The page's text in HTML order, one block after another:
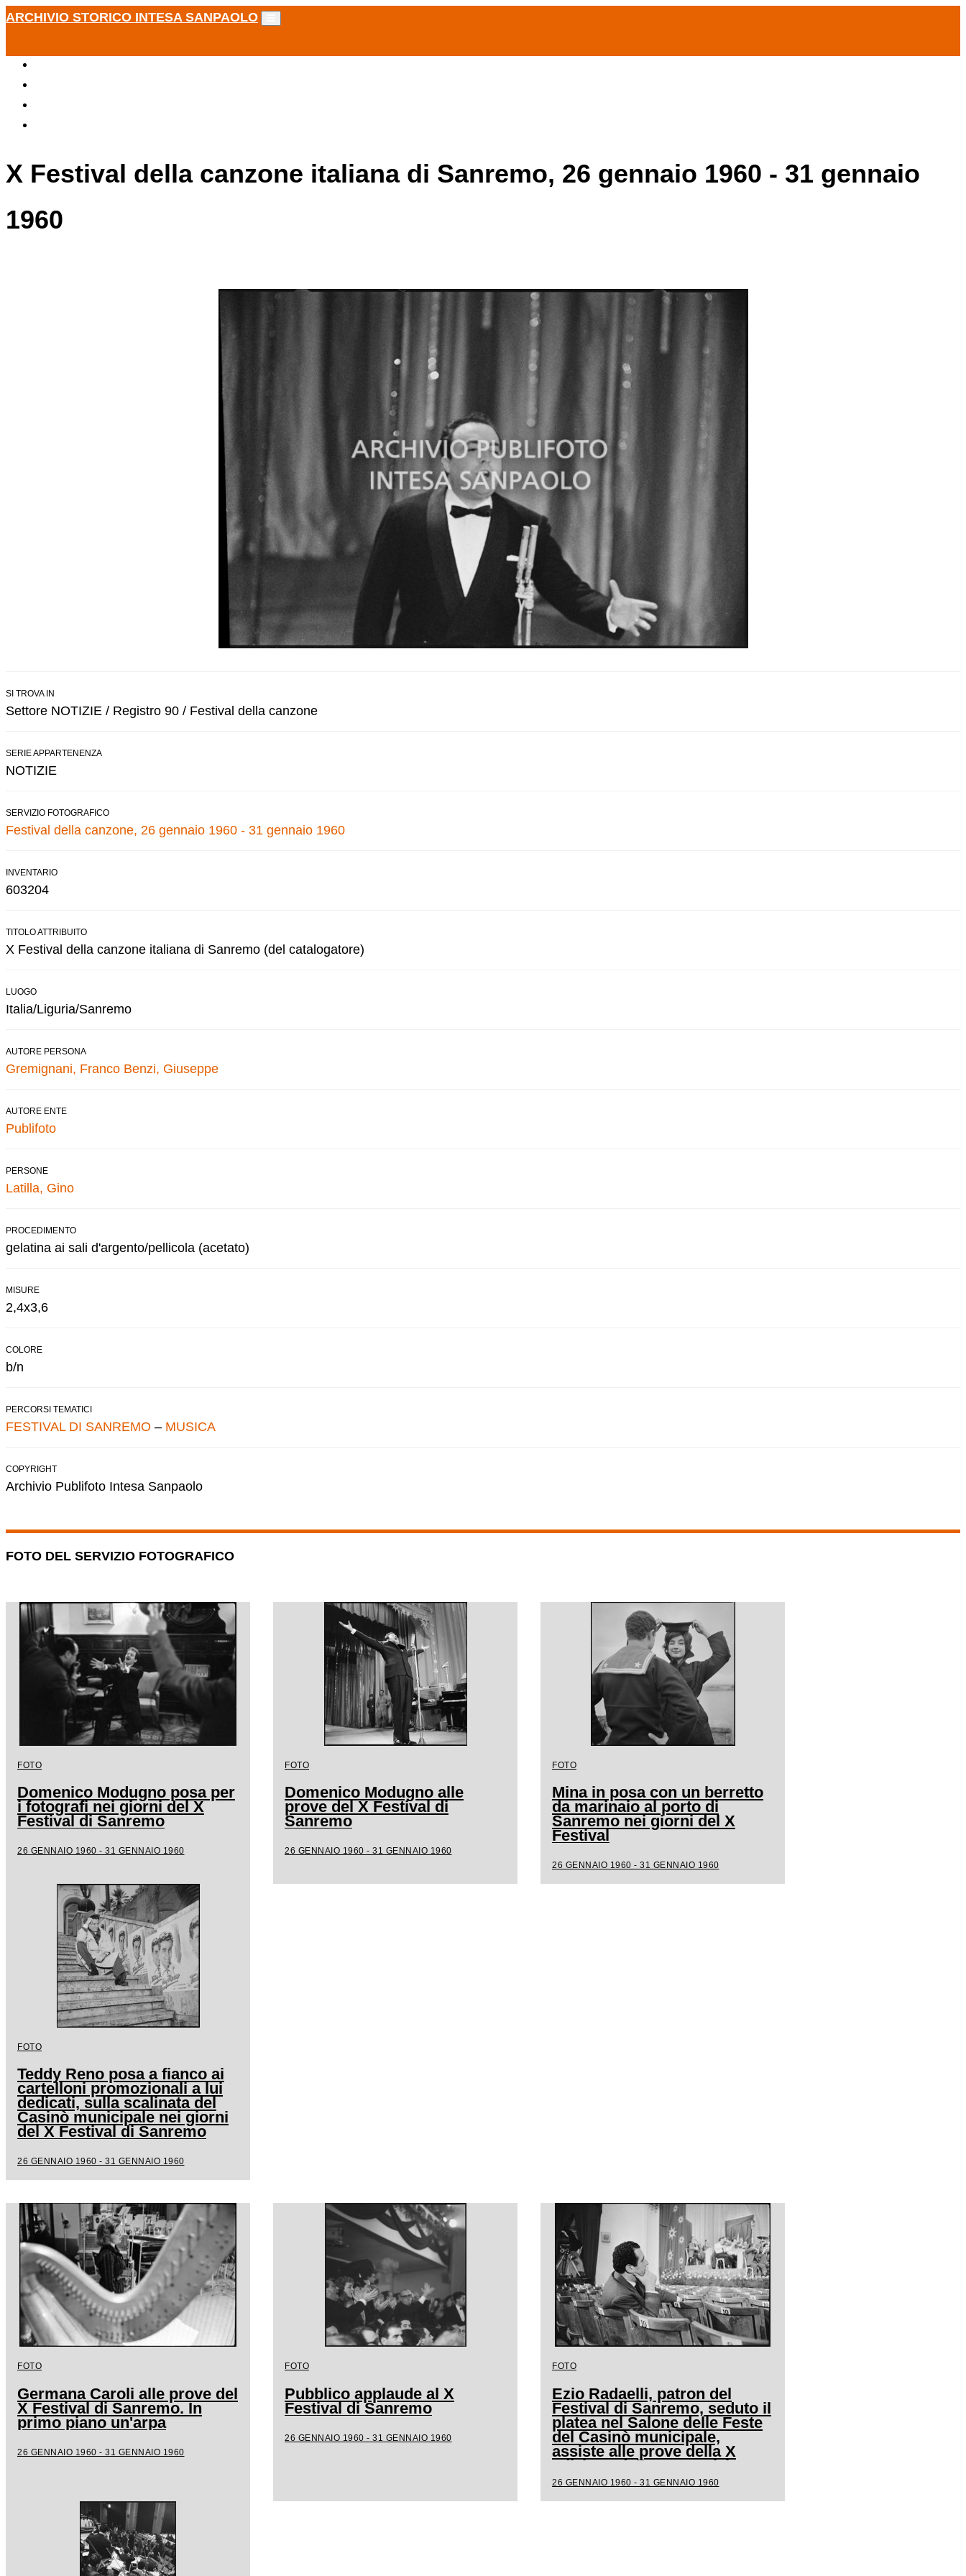
ARCHIVIO STORICO INTESA SANPAOLO
X Festival della canzone italiana di Sanremo, 26 gennaio 1960 - 31 gennaio
1960
SI TROVA IN
Settore NOTIZIE / Registro 90 / Festival della canzone
SERIE APPARTENENZA
NOTIZIE
SERVIZIO FOTOGRAFICO
Festival della canzone, 26 gennaio 1960 - 31 gennaio 1960
INVENTARIO
603204
TITOLO ATTRIBUITO
X Festival della canzone italiana di Sanremo (del catalogatore)
LUOGO
Italia/Liguria/Sanremo
AUTORE PERSONA
Gremignani, Franco Benzi, Giuseppe
AUTORE ENTE
Publifoto
PERSONE
Latilla, Gino
PROCEDIMENTO
gelatina ai sali d'argento/pellicola (acetato)
MISURE
2,4x3,6
COLORE
b/n
PERCORSI TEMATICI
FESTIVAL DI SANREMO – MUSICA
COPYRIGHT
Archivio Publifoto Intesa Sanpaolo
FOTO DEL SERVIZIO FOTOGRAFICO
FOTO
Domenico Modugno posa per
i fotografi nei giorni del X
Festival di Sanremo
26 GENNAIO 1960 - 31 GENNAIO 1960
FOTO
Domenico Modugno alle
prove del X Festival di
Sanremo
26 GENNAIO 1960 - 31 GENNAIO 1960
FOTO
Mina in posa con un berretto
da marinaio al porto di
Sanremo nei giorni del X
Festival
26 GENNAIO 1960 - 31 GENNAIO 1960
FOTO
Teddy Reno posa a fianco ai
cartelloni promozionali a lui
dedicati, sulla scalinata del
Casinò municipale nei giorni
del X Festival di Sanremo
26 GENNAIO 1960 - 31 GENNAIO 1960
FOTO
Germana Caroli alle prove del
X Festival di Sanremo. In
primo piano un'arpa
26 GENNAIO 1960 - 31 GENNAIO 1960
FOTO
Pubblico applaude al X
Festival di Sanremo
26 GENNAIO 1960 - 31 GENNAIO 1960
FOTO
Ezio Radaelli, patron del
Festival di Sanremo, seduto il
platea nel Salone delle Feste
del Casinò municipale,
assiste alle prove della X
edizione della competizione
canora
26 GENNAIO 1960 - 31 GENNAIO 1960